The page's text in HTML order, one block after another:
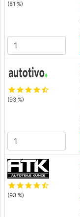
(81 %)
starstarstarstarstar_half
(93 %)
starstarstarstarstar_half
(93 %)